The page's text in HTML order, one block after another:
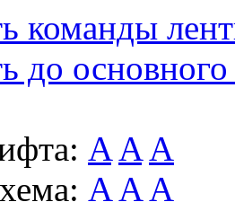
команды
до основного
A A A
A A A